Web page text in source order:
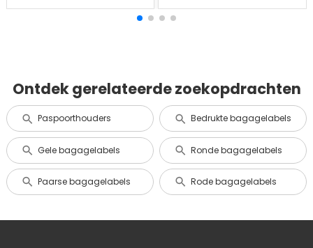
Ontdek gerelateerde zoekopdrachten
Paspoorthouders Bedrukte bagagelabels
Gele bagagelabels Ronde bagagelabels
Paarse bagagelabels Rode bagagelabels